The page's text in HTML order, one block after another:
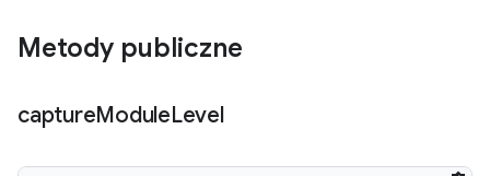
Metody publiczne
captureModuleLevel